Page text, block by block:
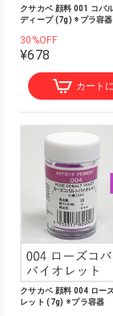
クサカベ 顔料 001 コバ
ディープ (7g) ※プラ容器
30%OFF
¥678
カート
クサカベ 顔料 004 ロー
レット (7g) ※プラ容器